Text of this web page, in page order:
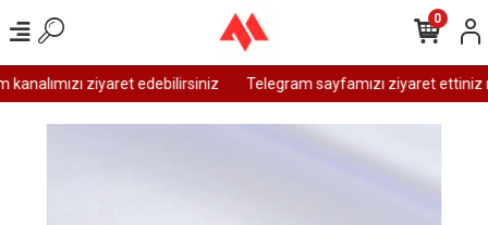
ziyaret edebilirsiniz Telegram sayfamızı ziyaret ettiniz
0